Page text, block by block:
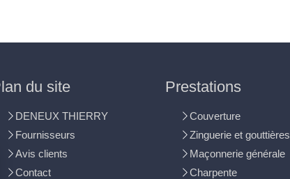
du site
DENEUX THIERRY
Fournisseurs
Avis clients
Contact
Prestations
Couverture
Zinguerie et gouttières
Maçonnerie générale
Charpente